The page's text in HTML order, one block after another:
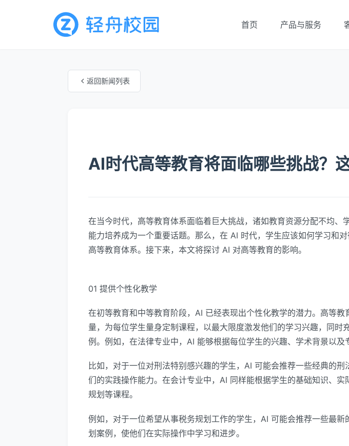
首页 产品与服务
返回新闻列表
AI时代高等教育将面临哪些挑战？
在当今时代，高等教育体系面临着巨大挑战，诸如教育资源分配不均
能力培养成为一个重要话题。那么，在 AI 时代，学生应该如何学习和
高等教育体系。接下来，本文将探讨 AI 对高等教育的影响。
01 提供个性化教学
在初等教育和中等教育阶段，AI 已经表现出个性化教学的潜力。高等
量，为每位学生量身定制课程，以最大限度激发他们的学习兴趣，同
例。例如，在法律专业中，AI 能够根据每位学生的兴趣、学术背景以及
比如，对于一位对刑法特别感兴趣的学生，AI 可能会推荐一些经典的
们的实践操作能力。在会计专业中，AI 同样能根据学生的基础知识、
规划等课程。
例如，对于一位希望从事税务规划工作的学生，AI 可能会推荐一些最
划案例，使他们在实际操作中学习和进步。